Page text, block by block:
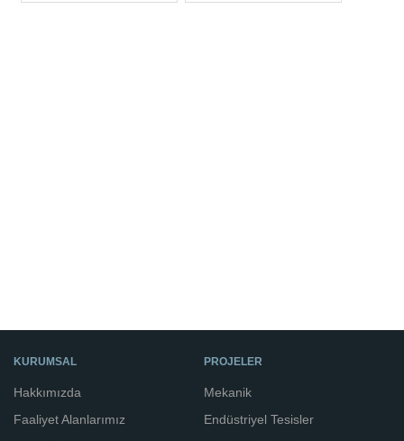
KURUMSAL
Hakkımızda
Faaliyet Alanlarımız
PROJELER
Mekanik
Endüstriyel Tesisler